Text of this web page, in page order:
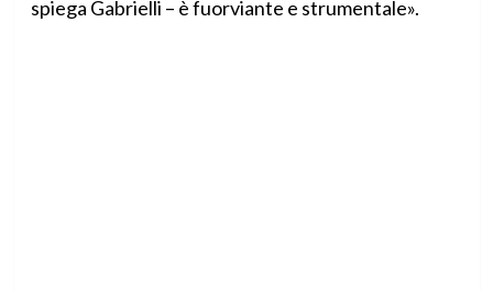
spiega Gabrielli – è fuorviante e strumentale».